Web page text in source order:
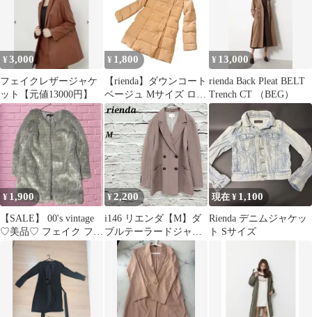
¥3,000
フェイクレザージャケ
ット【元値13000円】
¥ 1,800
【rienda】ダウンコート
ベージュ Mサイズ ロン
グ 首元あったか
¥ 13,000
rienda Back Pleat BELT
Trench CT （BEG）
¥ 1,900
【SALE】 00's vintage
♡︎美品♡︎ フェイク ファ
ーコート
¥2,200
i146 リエンダ【M】ダ
ブルテーラードジャケ
ット ピークド襟 裏地
リネン混
現在 ¥ 1,100
Rienda デニムジャケッ
ト Sサイズ